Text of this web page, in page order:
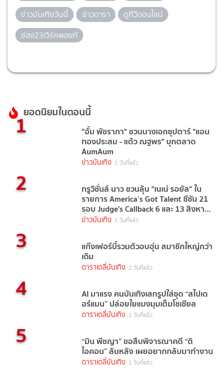
ข่าวบันเทิงวันนี้
ช่าวดารา
ดูทีวีออนไลน์
ช่อง23เวิร์คพอยท์
ยอดนิยมในตอนนี้
1 "อั้ม พัชราภา" ชวนนางเอกซุปตาร์ "แอน
ทองประสม - แต้ว ณฐพร" บุกตลาด
AumAum
ข่าวบันเทิง 1 วันที่แล้ว
2 ทรูวิชั่นส์ นาว ชวนลุ้น "เนเน่ รอยัล" ใน
รายการ America’s Got Talent ซีซัน 21
รอบ Judge's Callback 6 และ 13 สิงหาคม
นี้
ข่าวบันเทิง 1 วันที่แล้ว
3 แก๊งเฟอร์บี้รวมตัวอบอุ่น สมาชิกใหญ่กว่า
เดิม
ดาราเดลี่บันเทิง 2 วันที่แล้ว
4 AI มาแรง คนบันเทิงเสกรูปใส่ชุด “สไปเด
อร์แมน” ปล่อยใยแมงมุมเต็มโชเชียล
ดาราเดลี่บันเทิง 1 วันที่แล้ว
5 “มิน พีชญา” ขอสืบพิจารณาคดี “ดิ
ไอคอน” ลับหลัง เผยอยากกลับมาทำงาน
ดาราเดลี่บันเทิง 1 วันที่แล้ว